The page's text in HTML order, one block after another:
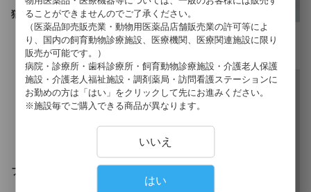
猫用ビルバゲンＣＲＰ
狂犬病ワクチン－ＴＣ「微研」
フェリバックＬ－３
ることができませんのでご了承ください。
（医薬品卸売販売業・動物用医薬品店舗販売業の許可等によ
り、国内の飼育動物診療施設、医療機関、医療関連施設に限り
販売が可能です。）
病院・診療所・歯科診療所・飼育動物診療施設・介護老人保護
施設・介護老人福祉施設・調剤薬局・訪問看護ステーションに
お勤めの方は「はい」をクリックして先にお進みください。
※施設毎でご購入できる商品が異なります。
いいえ
はい